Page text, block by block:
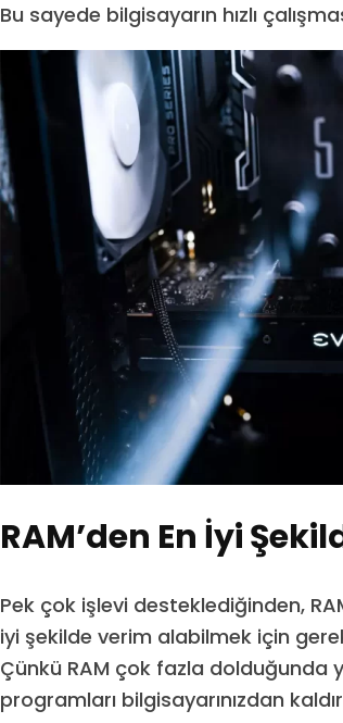
Bu sayede bilgisayarın hızlı
RAM’den En İyi
Pek çok işlevi desteklediğinden,
iyi şekilde verim alabilmek için
Çünkü RAM çok fazla dolduğunda
programları bilgisayarınızdan